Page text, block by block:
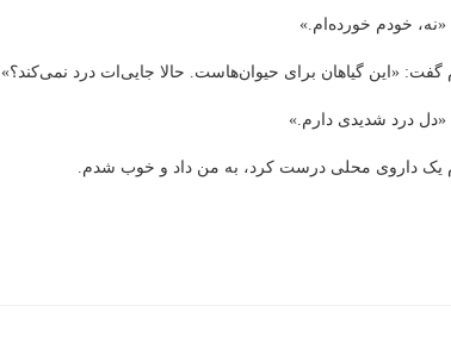
«نه، خودم خورده‌ام.»
گفت: «این گیاهان برای حیوان‌هاست. حالا جایی‌ات درد نمی‌کند؟»
«دل درد شدیدی دارم.»
یک داروی محلی درست کرد، به من داد و خوب شدم.